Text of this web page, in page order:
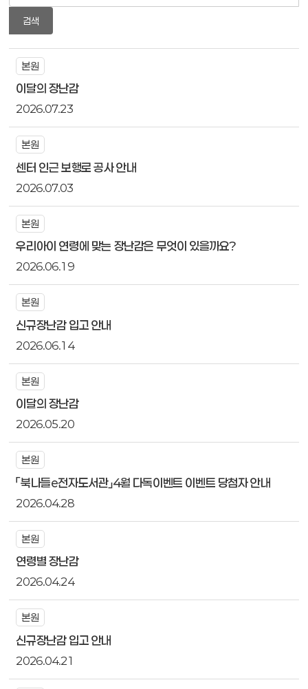
검색
본원
이달의 장난감
2026.07.23
본원
센터 인근 보행로 공사 안내
2026.07.03
본원
우리아이 연령에 맞는 장난감은 무엇이 있을까요?
2026.06.19
본원
신규장난감 입고 안내
2026.06.14
본원
이달의 장난감
2026.05.20
본원
「북나들e전자도서관」4월 다독이벤트 이벤트 당첨자 안내
2026.04.28
본원
연령별 장난감
2026.04.24
본원
신규장난감 입고 안내
2026.04.21